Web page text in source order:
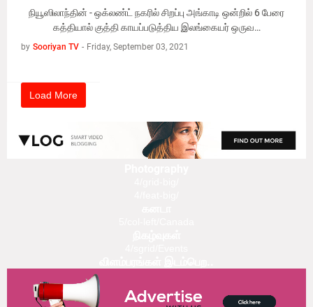
நியூஸிலாந்தின் - ஒக்லண்ட் நகரில் சிறப்பு அங்காடி ஒன்றில் 6 பேரை
கத்தியால் குத்தி காயப்படுத்திய இலங்கையர் ஒருவ…
by Sooriyan TV - Friday, September 03, 2021
Load More